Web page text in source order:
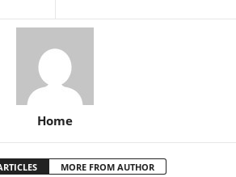
Home
MORE FROM AUTHOR